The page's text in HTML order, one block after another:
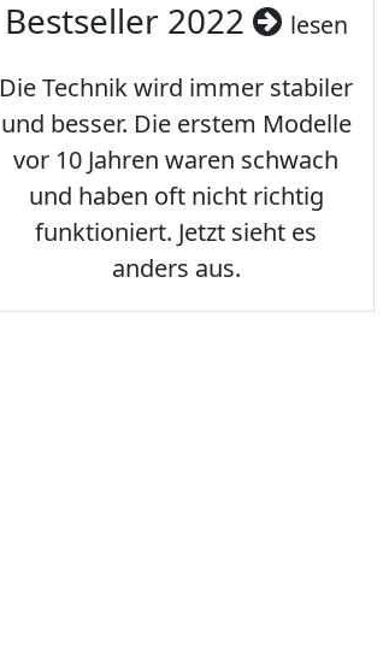
Bestseller 2022
lesen
Die Technik wird immer stabiler
und besser. Die erstem Modelle
vor 10 Jahren waren schwach
und haben oft nicht richtig
funktioniert. Jetzt sieht es
anders aus.